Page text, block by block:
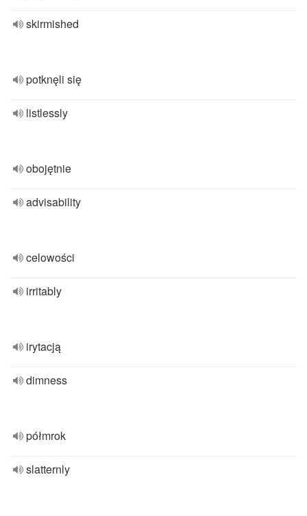
skirmished
potknęli się
listlessly
obojętnie
advisability
celowości
irritably
irytacją
dimness
półmrok
slatternly